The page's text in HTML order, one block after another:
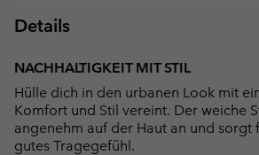
Details
NACHHALTIGKEIT MIT STIL
Hülle dich in den urbanen Look mit
Komfort und Stil vereint. Der weiche
angenehm auf der Haut an und sorgt
gutes Tragegefühl.